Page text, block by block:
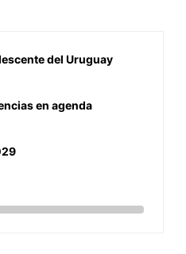
del Uruguay
en agenda